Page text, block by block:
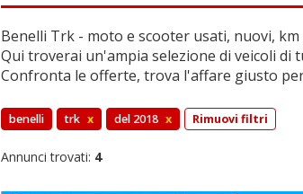
Benelli Trk - moto e scooter usati, nuovi, km
Qui troverai un'ampia selezione di veicoli di
Confronta le offerte, trova l'affare giusto
benelli trk x del 2018 x Rimuovi filtri
Annunci trovati: 4